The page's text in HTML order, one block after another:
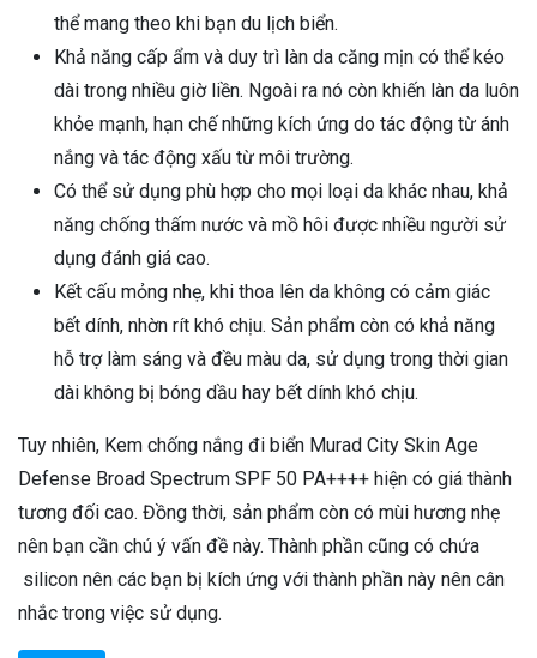
thể mang theo khi bạn du lịch biển.
Khả năng cấp ẩm và duy trì làn da căng mịn có thể kéo
dài trong nhiều giờ liền. Ngoài ra nó còn khiến làn da luôn
khỏe mạnh, hạn chế những kích ứng do tác động từ ánh
nắng và tác động xấu từ môi trường.
Có thể sử dụng phù hợp cho mọi loại da khác nhau, khả
năng chống thấm nước và mồ hôi được nhiều người sử
dụng đánh giá cao.
Kết cấu mỏng nhẹ, khi thoa lên da không có cảm giác
bết dính, nhờn rít khó chịu. Sản phẩm còn có khả năng
hỗ trợ làm sáng và đều màu da, sử dụng trong thời gian
dài không bị bóng dầu hay bết dính khó chịu.
Tuy nhiên, Kem chống nắng đi biển Murad City Skin Age
Defense Broad Spectrum SPF 50 PA++++ hiện có giá thành
tương đối cao. Đồng thời, sản phẩm còn có mùi hương nhẹ
nên bạn cần chú ý vấn đề này. Thành phần cũng có chứa
silicon nên các bạn bị kích ứng với thành phần này nên cân
nhắc trong việc sử dụng.